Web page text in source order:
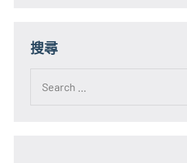
搜尋
for: